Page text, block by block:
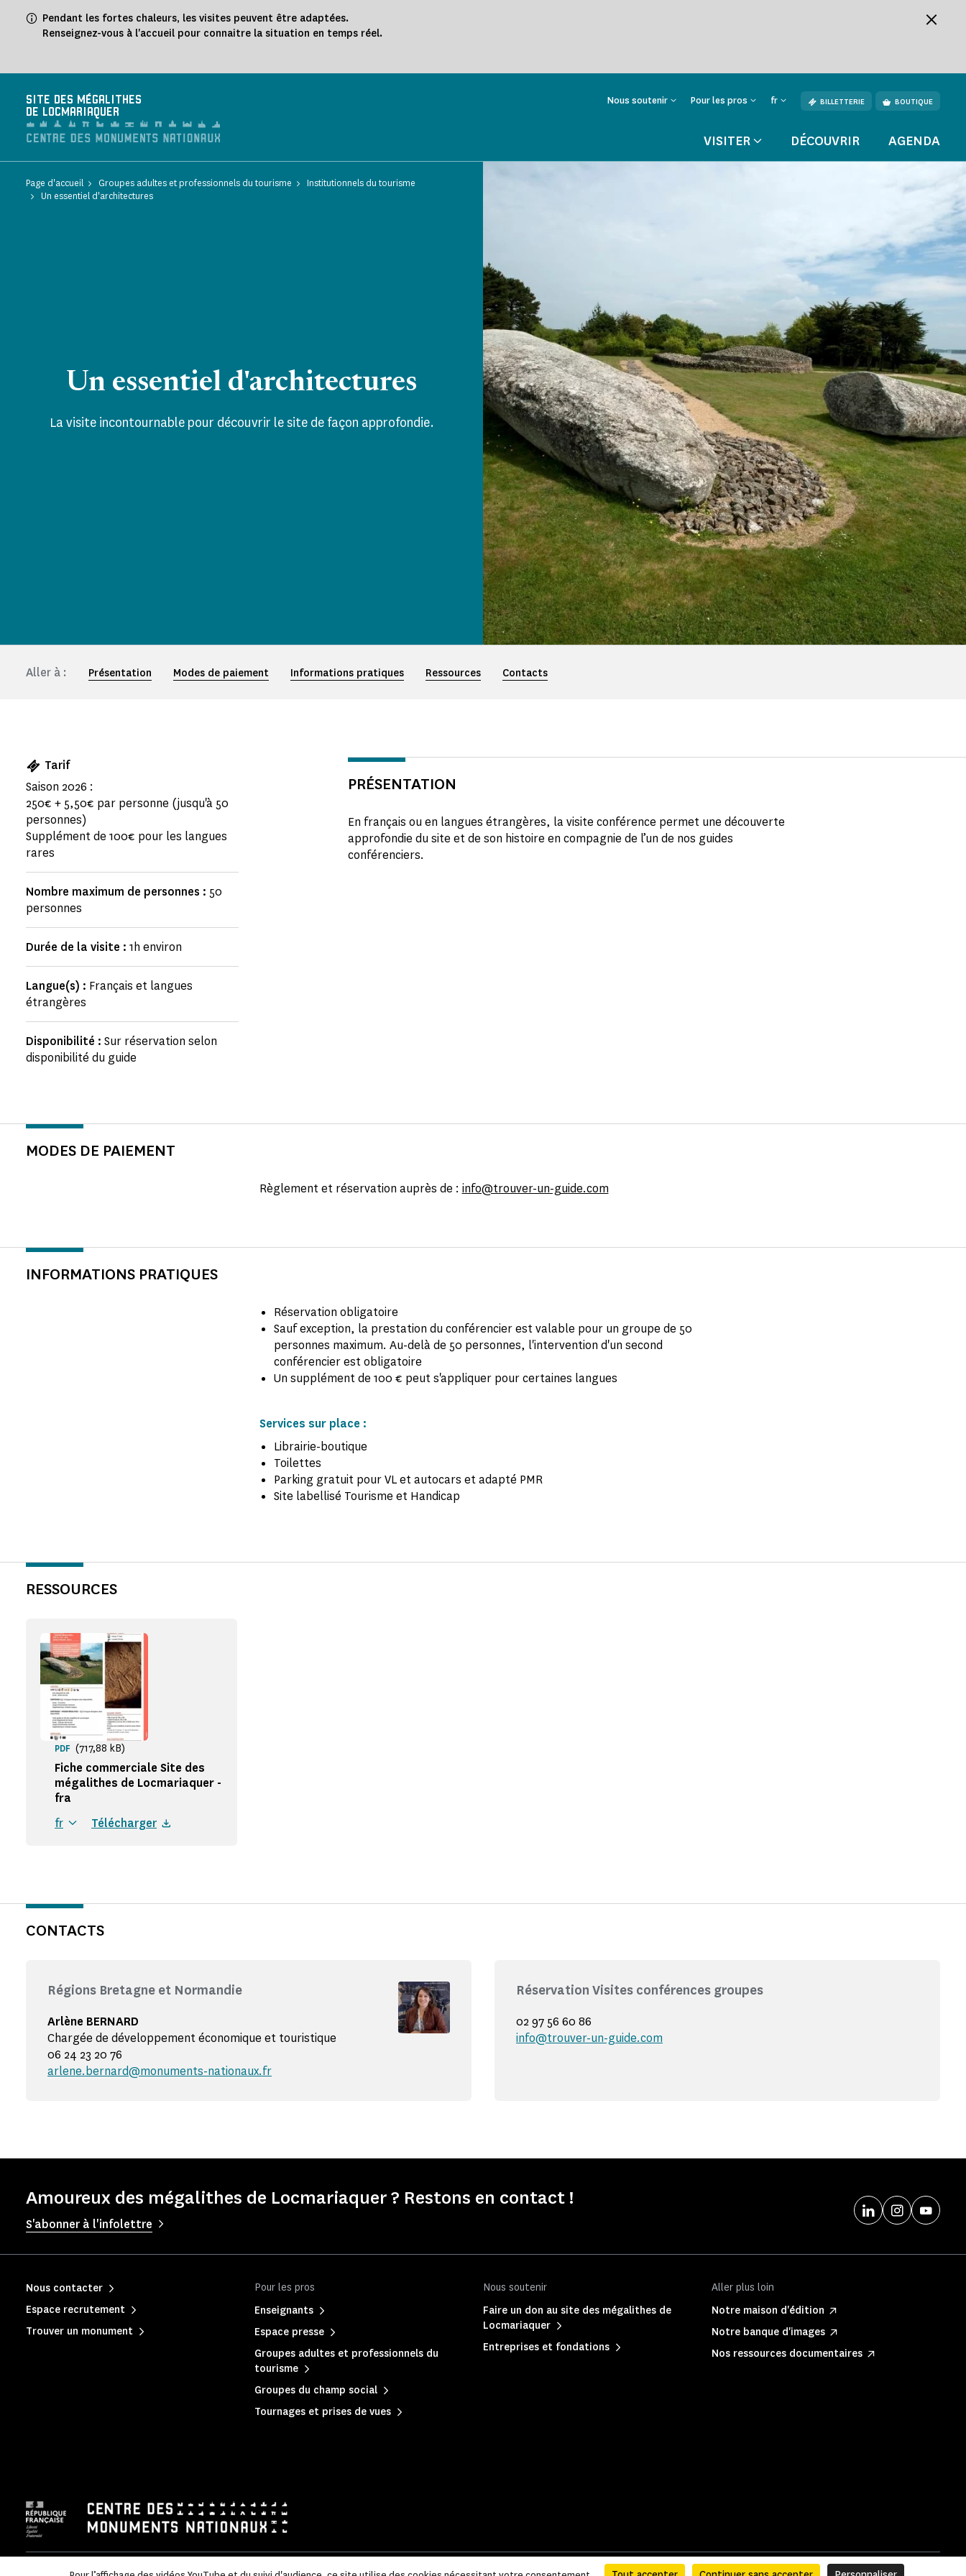
Pendant les fortes chaleurs, les visites peuvent être adaptées.
Renseignez-vous à l'accueil pour connaitre la situation en temps réel.
SITE DES MÉGALITHES
DE LOCMARIAQUER
Nous soutenir Pour les pros fr BILLETTERIE BOUTIQUE
VISITER DÉCOUVRIR AGENDA
Page d'accueil Groupes adultes et professionnels du tourisme
Institutionnels du tourisme
Un essentiel d'architectures
Un essentiel d'architectures
La visite incontournable pour découvrir le site de façon approfondie.
Aller à : Présentation Modes de paiement Informations pratiques Ressources Contacts
Tarif
Saison 2026 :
250€ + 5,50€ par personne (jusqu'à 50
personnes)
Supplément de 100€ pour les langues
rares
Nombre maximum de personnes : 50
personnes
Durée de la visite : 1h environ
Langue(s) : Français et langues
étrangères
Disponibilité : Sur réservation selon
disponibilité du guide
PRÉSENTATION
En français ou en langues étrangères, la visite conférence permet une découverte
approfondie du site et de son histoire en compagnie de l’un de nos guides
conférenciers.
MODES DE PAIEMENT
Règlement et réservation auprès de : info@trouver-un-guide.com
INFORMATIONS PRATIQUES
Réservation obligatoire
Sauf exception, la prestation du conférencier est valable pour un groupe de 50
personnes maximum. Au-delà de 50 personnes, l'intervention d'un second
conférencier est obligatoire
Un supplément de 100 € peut s'appliquer pour certaines langues
Services sur place :
Librairie-boutique
Toilettes
Parking gratuit pour VL et autocars et adapté PMR
Site labellisé Tourisme et Handicap
RESSOURCES
Fiche commerciale Site des
mégalithes de Locmariaquer -
fra
PDF (717,88 kB)
fr Télécharger
CONTACTS
Régions Bretagne et Normandie
Arlène BERNARD
Chargée de développement économique et touristique
06 24 23 20 76
arlene.bernard@monuments-nationaux.fr
Réservation Visites conférences groupes
02 97 56 60 86
info@trouver-un-guide.com
Amoureux des mégalithes de Locmariaquer ? Restons en contact !
S'abonner à l'infolettre
Pour les pros
Enseignants
Espace presse
Groupes adultes et professionnels du
tourisme
Groupes du champ social
Tournages et prises de vues
Nous soutenir
Faire un don au site des mégalithes de
Locmariaquer
Entreprises et fondations
Aller plus loin
Notre maison d'édition
Notre banque d'images
Nos ressources documentaires
Nous contacter
Espace recrutement
Trouver un monument
Mentions légales | Politique de confidentialité | Informations légales et administratives | Plan du site